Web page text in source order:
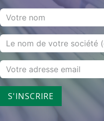
S'INSCRIRE